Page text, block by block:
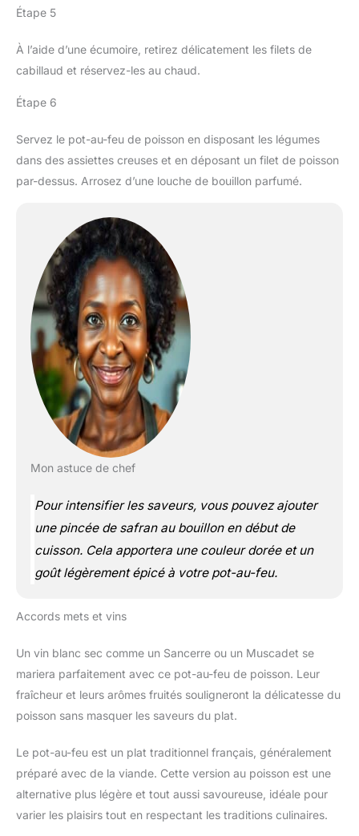
Étape 5
À l’aide d’une écumoire, retirez délicatement les filets de
cabillaud et réservez-les au chaud.
Étape 6
Servez le pot-au-feu de poisson en disposant les légumes
dans des assiettes creuses et en déposant un filet de poisson
par-dessus. Arrosez d’une louche de bouillon parfumé.
Mon astuce de chef
Pour intensifier les saveurs, vous pouvez ajouter
une pincée de safran au bouillon en début de
cuisson. Cela apportera une couleur dorée et un
goût légèrement épicé à votre pot-au-feu.
Accords mets et vins
Un vin blanc sec comme un Sancerre ou un Muscadet se
mariera parfaitement avec ce pot-au-feu de poisson. Leur
fraîcheur et leurs arômes fruités souligneront la délicatesse du
poisson sans masquer les saveurs du plat.
Le pot-au-feu est un plat traditionnel français, généralement
préparé avec de la viande. Cette version au poisson est une
alternative plus légère et tout aussi savoureuse, idéale pour
varier les plaisirs tout en respectant les traditions culinaires.